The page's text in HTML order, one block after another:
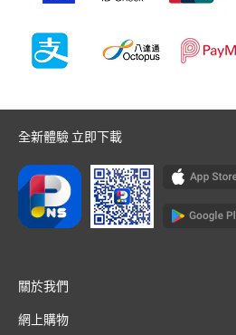
全新體驗 立即下載
關於我們
網上購物